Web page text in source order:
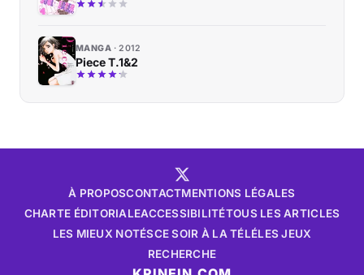
MANGA 2012
Piece T.1&2
À PROPOSCONTACTMENTIONS LÉGALES
CHARTE ÉDITORIALEACCESSIBILITÉTOUS LES ARTICLES
LES MIEUX NOTÉSCE SOIR À LA TÉLÉLES JEUX
RECHERCHE